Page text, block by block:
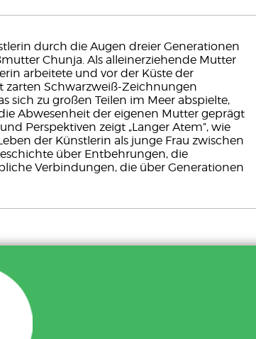
durch die Augen dreier Generationen
Chunja. Als alleinerziehende Mutter
arbeitete und vor der Küste der
zarten Schwarzweiß-Zeichnungen
sich zu großen Teilen im Meer abspielte,
Abwesenheit der eigenen Mutter geprägt
Perspektiven zeigt „Langer Atem”, wie
der Künstlerin als junge Frau zwischen
über Entbehrungen, die
Verbindungen, die über Generationen